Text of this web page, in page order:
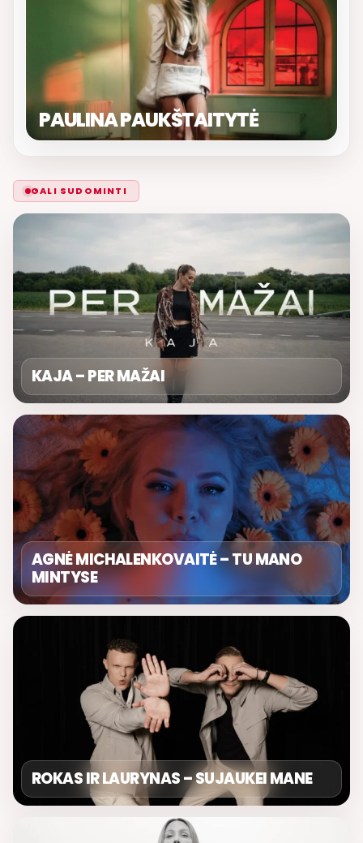
PAULINA PAUKŠTAITYTĖ
GALI SUDOMINTI
KAJA – PER MAŽAI
AGNĖ MICHALENKOVAITĖ – TU MANO
MINTYSE
ROKAS IR LAURYNAS – SUJAUKEI MANE